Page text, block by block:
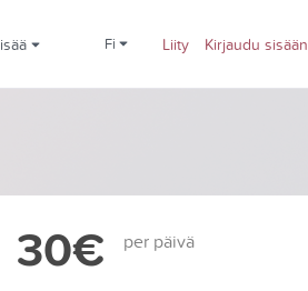
Lisää fi Liity Kirjaudu sisään
30€ per päivä